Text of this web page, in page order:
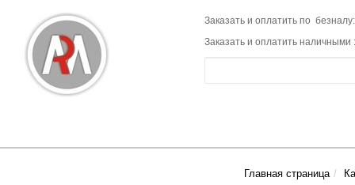
Заказать и оплатить по
Заказать и оплатить наличными
Главная страница